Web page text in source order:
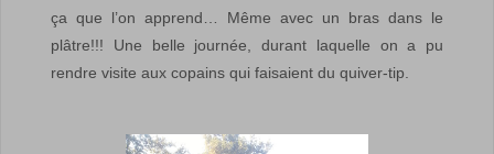
ça que l’on apprend… Même avec un bras dans le
plâtre!!! Une belle journée, durant laquelle on a pu
rendre visite aux copains qui faisaient du quiver-tip.